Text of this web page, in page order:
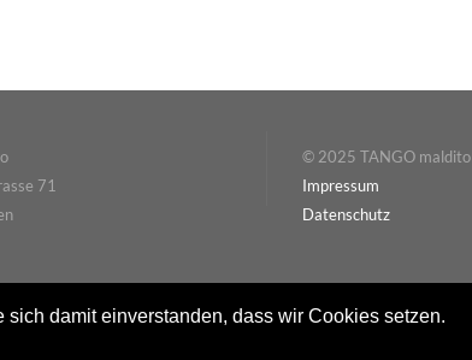
damit einverstanden, dass wir Cookies setzen.
71
© 2025 TANGO maldito
Impressum
Datenschutz